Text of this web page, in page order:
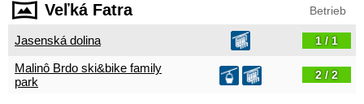
Veľká Fatra Betrieb
Jasenská dolina 1 / 1
Malinô Brdo ski&bike family
park
2 / 2